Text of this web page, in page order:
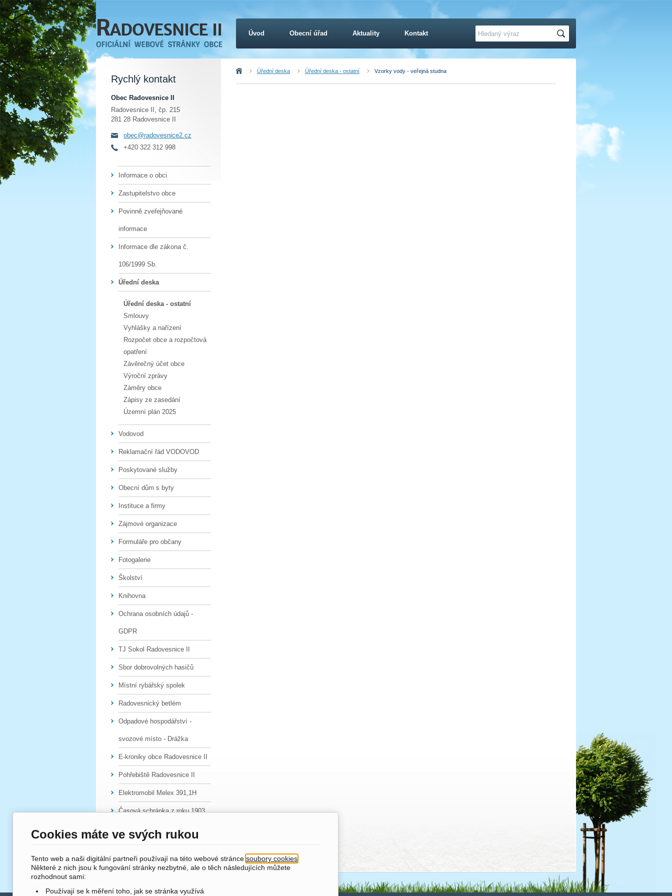
Úvod Úřední deska Úřední deska - ostatní Vzorky vody - veřejná studna
Rychlý kontakt
Obec Radovesnice II
Radovesnice II, čp. 215
281 28 Radovesnice II
obec@radovesnice2.cz
+420 322 312 998
Informace o obci
Zastupitelstvo obce
Povinně zveřejňované
informace
Informace dle zákona č.
106/1999 Sb.
Úřední deska
Úřední deska - ostatní
Smlouvy
Vyhlášky a nařízení
Rozpočet obce a rozpočtová
opatření
Závěrečný účet obce
Výroční zprávy
Záměry obce
Zápisy ze zasedání
Územní plán 2025
Vodovod
Reklamační řád VODOVOD
Poskytované služby
Obecní dům s byty
Instituce a firmy
Zájmové organizace
Formuláře pro občany
Fotogalerie
Školství
Knihovna
Ochrana osobních údajů -
GDPR
TJ Sokol Radovesnice II
Sbor dobrovolných hasičů
Místní rybářský spolek
Radovesnický betlém
Odpadové hospodářství -
svozové místo - Drážka
E-kroniky obce Radovesnice II
Pohřebiště Radovesnice II
Elektromobil Melex 391,1H
Časová schránka z roku 1903
Hledat
Úvod Obecní úřad Aktuality Kontakt
Cookies máte ve svých rukou
Tento web a naši digitální partneři používají na této webové stránce soubory cookies
Některé z nich jsou k fungování stránky nezbytné, ale o těch následujících můžete
rozhodnout sami:
Používají se k měření toho, jak se stránka využívá